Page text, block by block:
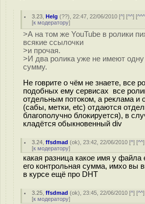
3.23 ,Helg (??), 22:47, 22/06/2010 [^] [^^] [^^^
[к модератору]
>А на том же YouTube в ролики
всякие ссылочки
>и прочая.
>И два ролика уже не имеют
сумму.
Не говрите о чём не знаете, все
подобных ему сервисах все
отдельным потоком, а реклама и
(сабы, метки, etc) отдаются
благополучно блокируется), в
кладётся обыкновенный div
3.24 ,ffsdmad (ok), 23:42, 22/06/2010 [^] [^^
[к модератору]
какая разница какое имя у файла
его контрольная сумма, имхо вы
в курсе ещё про DHT
3.25 ,ffsdmad (ok), 23:45, 22/06/2010 [^] [^^
[к модератору]